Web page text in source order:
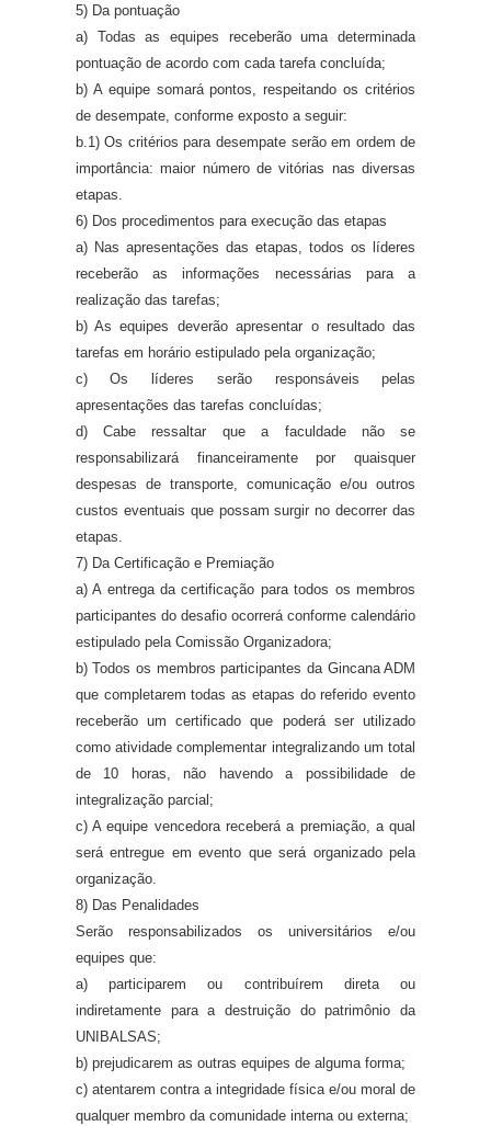
5) Da pontuação
a) Todas as equipes receberão uma determinada
pontuação de acordo com cada tarefa concluída;
b) A equipe somará pontos, respeitando os critérios
de desempate, conforme exposto a seguir:
b.1) Os critérios para desempate serão em ordem de
importância: maior número de vitórias nas diversas
etapas.
6) Dos procedimentos para execução das etapas
a) Nas apresentações das etapas, todos os líderes
receberão as informações necessárias para a
realização das tarefas;
b) As equipes deverão apresentar o resultado das
tarefas em horário estipulado pela organização;
c) Os líderes serão responsáveis pelas
apresentações das tarefas concluídas;
d) Cabe ressaltar que a faculdade não se
responsabilizará financeiramente por quaisquer
despesas de transporte, comunicação e/ou outros
custos eventuais que possam surgir no decorrer das
etapas.
7) Da Certificação e Premiação
a) A entrega da certificação para todos os membros
participantes do desafio ocorrerá conforme calendário
estipulado pela Comissão Organizadora;
b) Todos os membros participantes da Gincana ADM
que completarem todas as etapas do referido evento
receberão um certificado que poderá ser utilizado
como atividade complementar integralizando um total
de 10 horas,não havendo a possibilidade de
integralização parcial;
c) A equipe vencedora receberá a premiação, a qual
será entregue em evento que será organizado pela
organização.
8) Das Penalidades
Serão responsabilizados os universitários e/ou
equipes que:
a) participarem ou contribuírem direta ou
indiretamente para a destruição do patrimônio da
UNIBALSAS;
b) prejudicarem as outras equipes de alguma forma;
c) atentarem contra a integridade física e/ou moral de
qualquer membro da comunidade interna ou externa;